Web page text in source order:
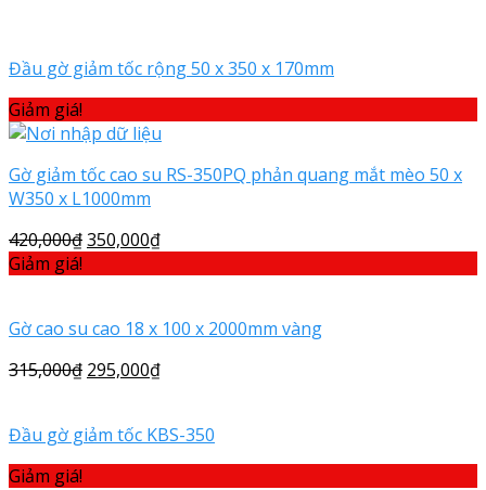
Đầu gờ giảm tốc rộng 50 x 350 x 170mm
Giảm giá!
Gờ giảm tốc cao su RS-350PQ phản quang mắt mèo 50 x
W350 x L1000mm
420,000₫350,000₫
Giảm giá!
Gờ cao su cao 18 x 100 x 2000mm vàng
315,000₫ 295,000₫
Đầu gờ giảm tốc KBS-350
Giảm giá!